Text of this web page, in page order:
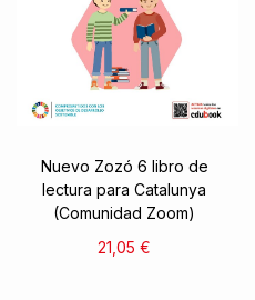
Nuevo Zozó 6 libro de
lectura para Catalunya
(Comunidad Zoom)
21,05 €